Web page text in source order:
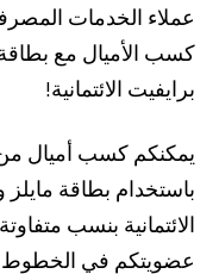
عملاء الخدمات
كسب الأميال مع
برايفيت الائتمانية!
يمكنكم كسب أميال من
باستخدام بطاقة
الائتمانية بنسب
عضويتكم في الخطوط